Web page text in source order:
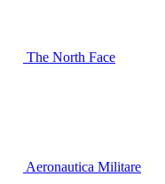
The North Face
Aeronautica Militare